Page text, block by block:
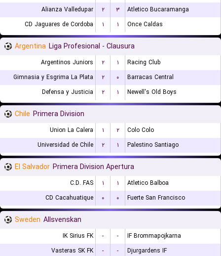
Alianza Valledupar
۲ ۳
Atletico Bucaramanga
CD Jaguares de Cordoba
۱ ۱ Once Caldas
Argentina Liga Profesional - Clausura
Argentinos Juniors ۲ ۱
Racing Club
Gimnasia y Esgrima La Plata
۲ ۰
Barracas Central
Defensa y Justicia
۲ ۱ Newell's Old Boys
Chile Primera Division
Union La Calera ۱ ۲
Colo Colo
Universidad de Chile
۲ ۱ Palestino Santiago
El Salvador Primera Division Apertura
C.D. FAS ۱ ۱
Atletico Balboa
CD Cacahuatique
۰ ۰ Fuerte San Francisco
Sweden Allsvenskan
IK Sirius FK - -
IF Brommapojkarna
Vasteras SK FK
- - Djurgardens IF